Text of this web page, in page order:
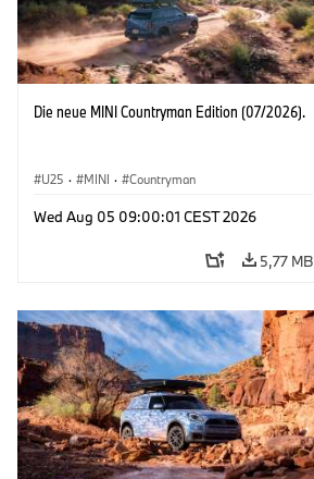
Die neue MINI Countryman Edition (07/2026).
U25 · MINI · Countryman
Wed Aug 05 09:00:01 CEST 2026
5,77 MB